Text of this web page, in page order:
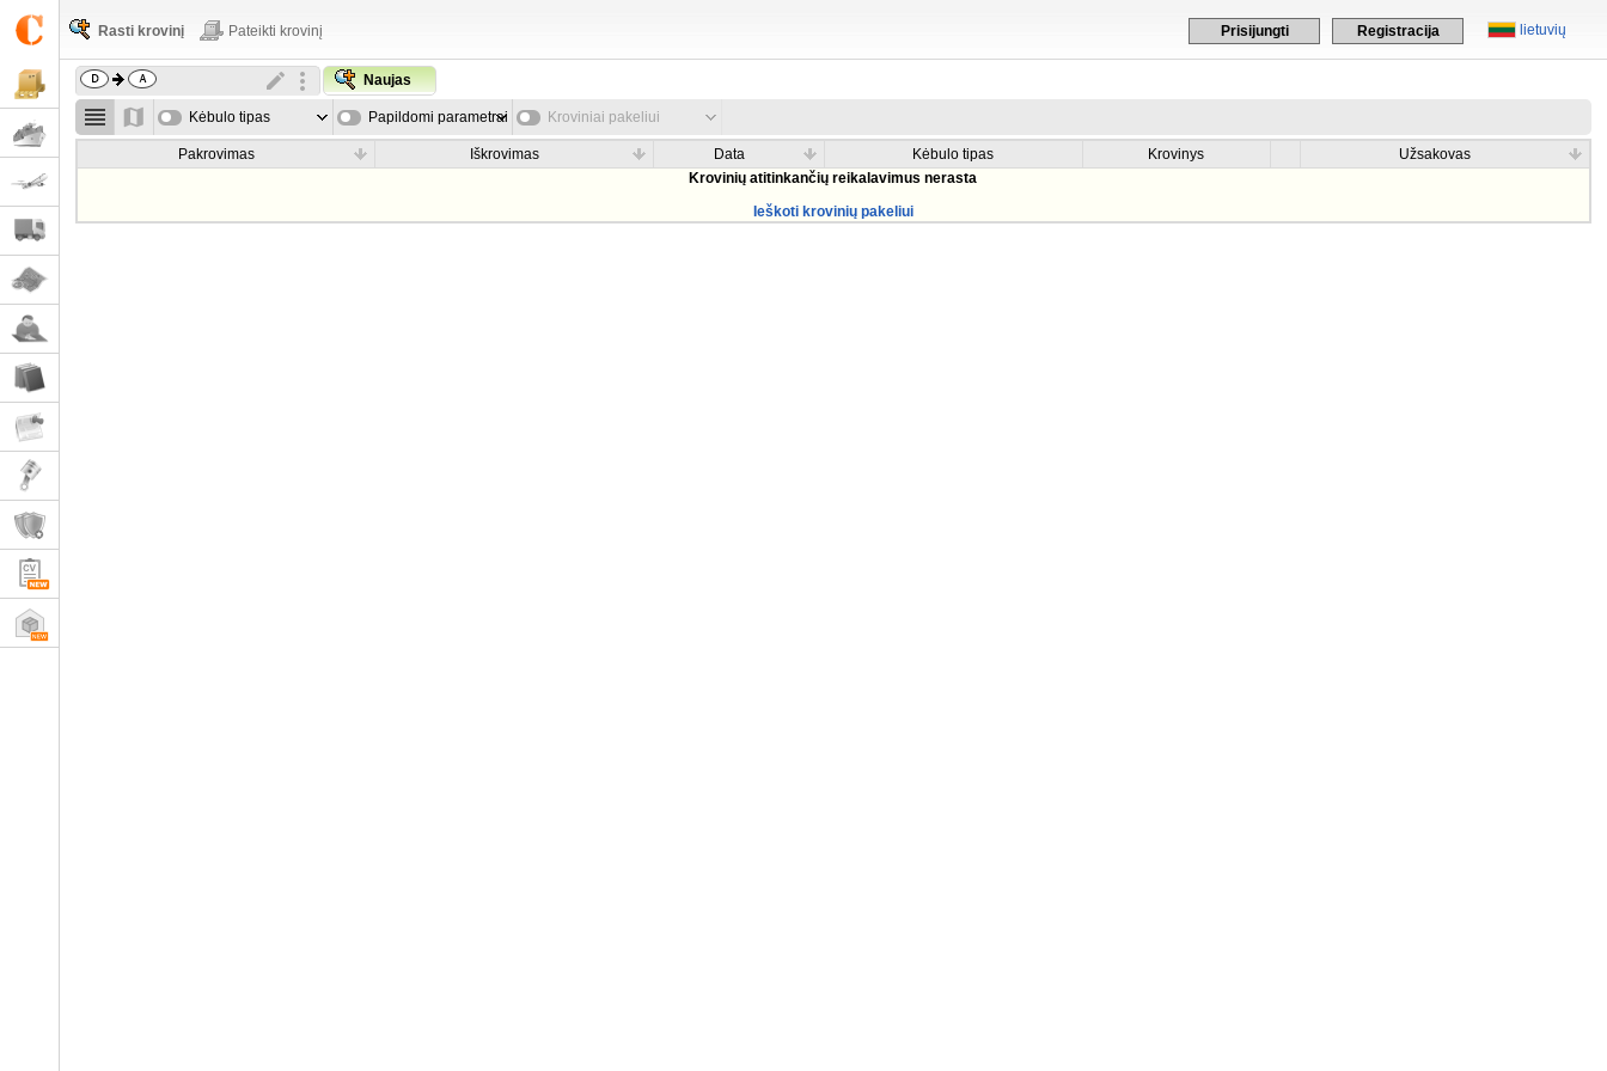
lietuvių
Prisijungti Registracija
Rasti krovinį Pateikti krovinį
Naujas
Kėbulo tipas Papildomi parametrai Kroviniai pakeliui
Pakrovimas Iškrovimas Data Kėbulo tipas Krovinys
Užsakovas
Krovinių atitinkančių reikalavimus nerasta
Ieškoti krovinių pakeliui